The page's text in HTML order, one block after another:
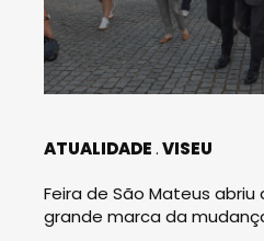
ATUALIDADE VISEU
Feira de São Mateus
grande marca da